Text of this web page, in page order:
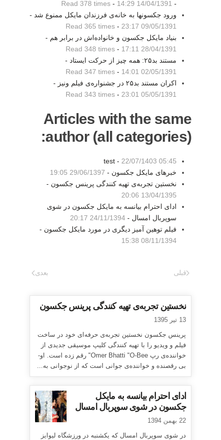
-
14/04/1391 14:29
-
Read 378 times
ورود جکسونها به خانه‌ی فرزندان مایکل ممنوع شد -
09/05/1391 23:17
-
Read 365 times
بنیاد مایکل جکسون و خانواده‌اش در برابر هم -
28/04/1391 17:11
-
Read 348 times
مستند بد۲۵: همه چیز از حرکت ایستاد -
02/05/1391 14:01
-
Read 347 times
اکران مستند بد۲۵ در جشنواره‌ی فیلم ونیز -
05/05/1391 23:01
-
Read 343 times
Articles with the same
author (all categories):
test - 22/07/1403 05:45
خبرهای مایکل جکسون - 29/06/1397 19:05
نخستین تجربه‌ی تهیه کنندگی پرینس جکسون -
13/04/1395 20:06
ادای احترام بیانسه به مایکل جکسون در شوی
سوپربال امسال - 24/11/1394 20:17
فیلم توهین آمیز دیگری در مورد مایکل جکسون -
08/11/1394 15:38
قبلی بعدی
نخستین تجربه‌ی تهیه کنندگی پرینس جکسون
13 تیر 1395
پرینس جکسون نخستین تجربه‌ی حرفه‌ای خود در ساخت
فیلم و ویدیو را با تهیه کنندگی کلیپ موسیقی جدیدی از
خواننده‌ی رپ Omer Bhatti "O-Bee" رقم زده است. او-
بی رقصنده و خواننده‌ی جوانی است که از نوجوانی به...
ادای احترام بیانسه به مایکل
جکسون در شوی سوپربال امسال
22 بهمن 1394
در شوی سوپربال امسال که یکشنبه در ورزشگاه لیوایز